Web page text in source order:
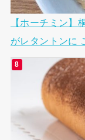
【ホーチミン】
がレタントンに